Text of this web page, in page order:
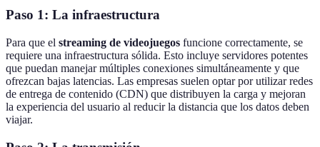
Paso 1: La infraestructura
Para que el streaming de videojuegos funcione correctamente, se
requiere una infraestructura sólida. Esto incluye servidores potentes
que puedan manejar múltiples conexiones simultáneamente y que
ofrezcan bajas latencias. Las empresas suelen optar por utilizar redes
de entrega de contenido (CDN) que distribuyen la carga y mejoran
la experiencia del usuario al reducir la distancia que los datos deben
viajar.